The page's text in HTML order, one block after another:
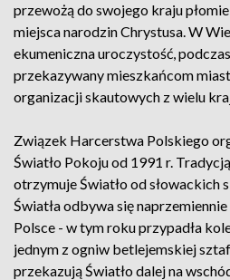
przewożą do swojego kraju
miejsca narodzin Chrystusa. W
ekumeniczna uroczystość,
przekazywany mieszkańcom
organizacji skautowych z wielu
Związek Harcerstwa Polskiego
Światło Pokoju od 1991 r.
otrzymuje Światło od słowackich
Światła odbywa się naprzemiennie
Polsce - w tym roku przypadła
jednym z ogniw betlejemskiej
przekazują Światło dalej na